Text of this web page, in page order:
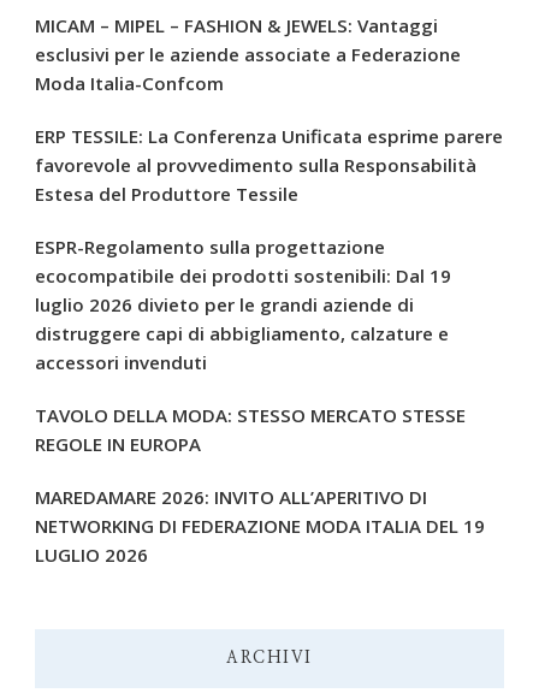
MICAM – MIPEL – FASHION & JEWELS: Vantaggi
esclusivi per le aziende associate a Federazione
Moda Italia-Confcom
ERP TESSILE: La Conferenza Unificata esprime parere
favorevole al provvedimento sulla Responsabilità
Estesa del Produttore Tessile
ESPR-Regolamento sulla progettazione
ecocompatibile dei prodotti sostenibili: Dal 19
luglio 2026 divieto per le grandi aziende di
distruggere capi di abbigliamento, calzature e
accessori invenduti
TAVOLO DELLA MODA: STESSO MERCATO STESSE
REGOLE IN EUROPA
MAREDAMARE 2026: INVITO ALL’APERITIVO DI
NETWORKING DI FEDERAZIONE MODA ITALIA DEL 19
LUGLIO 2026
ARCHIVI